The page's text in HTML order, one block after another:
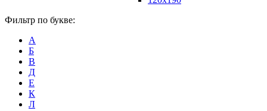
Фильтр по букве:
А
Б
В
Д
Е
К
Л